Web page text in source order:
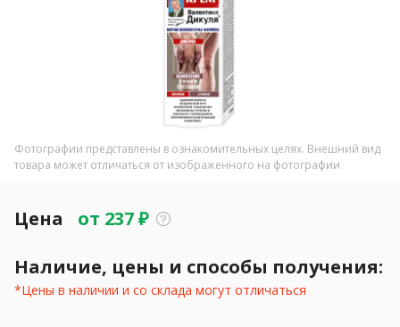
Фотографии представлены в ознакомительных целях. Внешний вид
товара может отличаться от изображенного на фотографии
Цена от 237₽
Наличие, цены и способы получения:
*Цены в наличии и со склада могут отличаться